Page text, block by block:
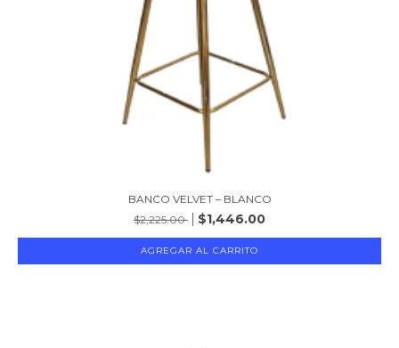
BANCO VELVET – BLANCO
$2,225.00
$1,446.00